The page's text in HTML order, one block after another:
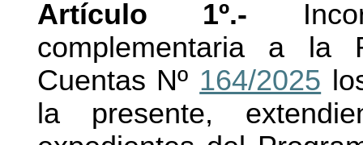
Artículo 1º.-
complementaria a la
Cuentas Nº 164/2025
la presente,